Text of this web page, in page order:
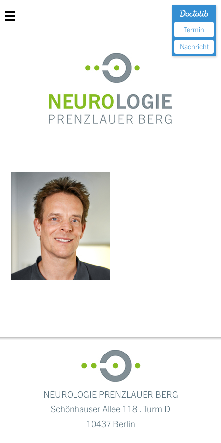
Termin
Nachricht
NEUROLOGIE PRENZLAUER BERG
Schönhauser Allee 118 . Turm D
10437 Berlin